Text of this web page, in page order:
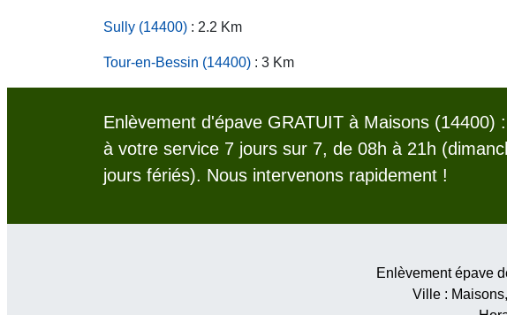
Sully (14400) : 2.2 Km
Tour-en-Bessin (14400) : 3 Km
Enlèvement d'épave GRATUIT à Maisons (14400) :
à votre service 7 jours sur 7, de 08h à 21h
jours fériés). Nous intervenons rapidement !
Enlèvement épave
Ville : Maisons